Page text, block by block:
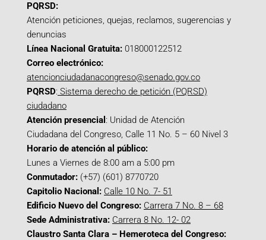
PQRSD:
Atención peticiones, quejas, reclamos, sugerencias y
denuncias
Línea Nacional Gratuita: 018000122512
Correo electrónico:
atencionciudadanacongreso@senado.gov.co
PQRSD: Sistema derecho de petición (PQRSD)
ciudadano
Atención presencial : Unidad de Atención
Ciudadana del Congreso, Calle 11 No. 5 – 60 Nivel 3
Horario de atención al público:
Lunes a Viernes de 8:00 am a 5:00 pm
Conmutador: (+57) (601) 8770720
Capitolio Nacional: Calle 10 No. 7- 51
Edificio Nuevo del Congreso: Carrera 7 No. 8 – 68
Sede Administrativa: Carrera 8 No. 12- 02
Claustro Santa Clara – Hemeroteca del Congreso: